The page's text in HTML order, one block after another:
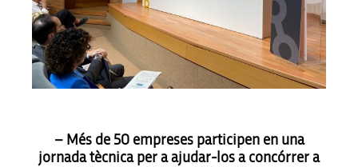
– Més de 50 empreses participen en una
jornada tècnica per a ajudar-los a concórrer a